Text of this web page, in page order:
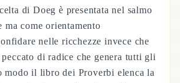
di Doeg è presentata nel salmo
ma come orientamento
nelle ricchezze invece che
di radice che genera tutti gli
modo il libro dei Proverbi elenca la